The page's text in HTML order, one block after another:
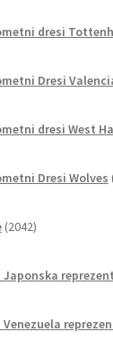
dresi
Dresi
dresi West
Dresi Wolves
2042izdelkov
Japonska
Venezuela